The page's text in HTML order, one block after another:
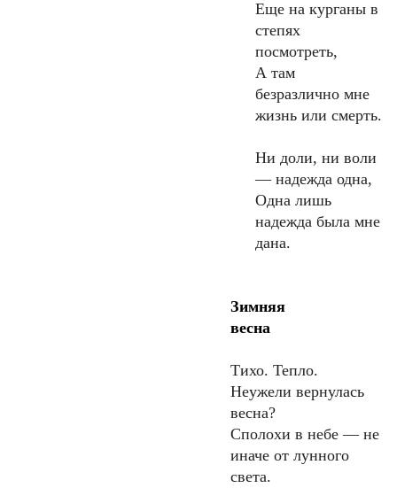
Еще на курганы в
степях
посмотреть,
А там
безразлично мне
жизнь или смерть.
Ни доли, ни воли
— надежда одна,
Одна лишь
надежда была мне
дана.
Зимняя
весна
Тихо. Тепло.
Неужели вернулась
весна?
Сполохи в небе — не
иначе от лунного
света.